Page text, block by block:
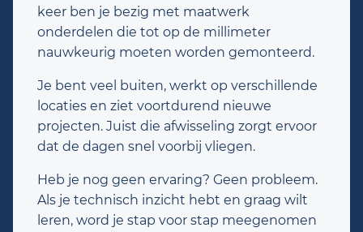
keer ben je bezig met maatwerk
onderdelen die tot op de millimeter
nauwkeurig moeten worden gemonteerd.
Je bent veel buiten, werkt op verschillende
locaties en ziet voortdurend nieuwe
projecten. Juist die afwisseling zorgt ervoor
dat de dagen snel voorbij vliegen.
Heb je nog geen ervaring? Geen probleem.
Als je technisch inzicht hebt en graag wilt
leren, word je stap voor stap meegenomen